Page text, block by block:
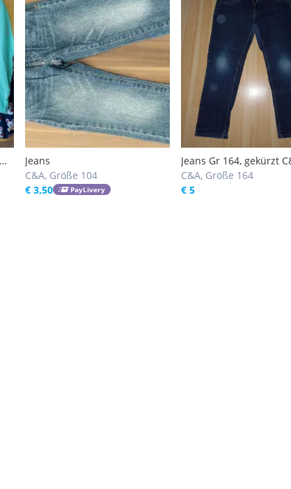
Jeans
C&A, Größe 104
€ 3,50
PayLivery
Jeans Gr 164, gekürzt
C&A, Größe 164
€ 5